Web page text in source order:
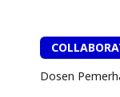
Dosen